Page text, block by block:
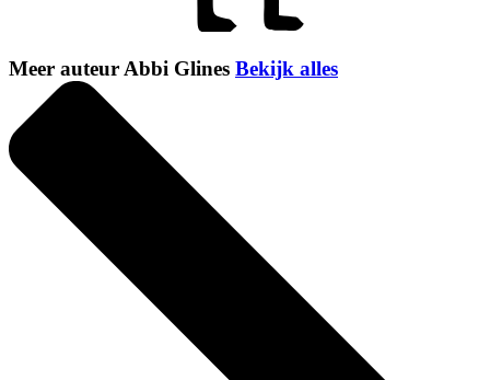
Meer auteur Abbi Glines Bekijk alles